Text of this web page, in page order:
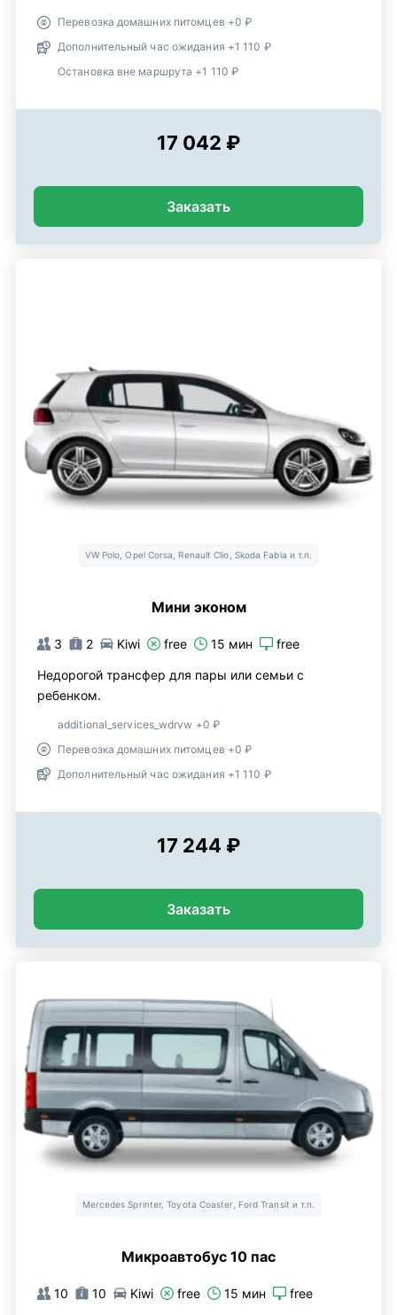
Перевозка домашних питомцев +0 ₽
Дополнительный час ожидания +1 110 ₽
Остановка вне маршрута +1 110 ₽
17 042 ₽
Заказать
VW Polo, Opel Corsa, Renault Clio, Skoda Fabia и т.п.
Мини эконом
3 2 Kiwi free 15 мин free
Недорогой трансфер для пары или семьи с
ребенком.
additional_services_wdrvw +0 ₽
Перевозка домашних питомцев +0 ₽
Дополнительный час ожидания +1 110 ₽
17 244 ₽
Заказать
Mercedes Sprinter, Toyota Coaster, Ford Transit и т.п.
Микроавтобус 10 пас
10 10 Kiwi free 15 мин free